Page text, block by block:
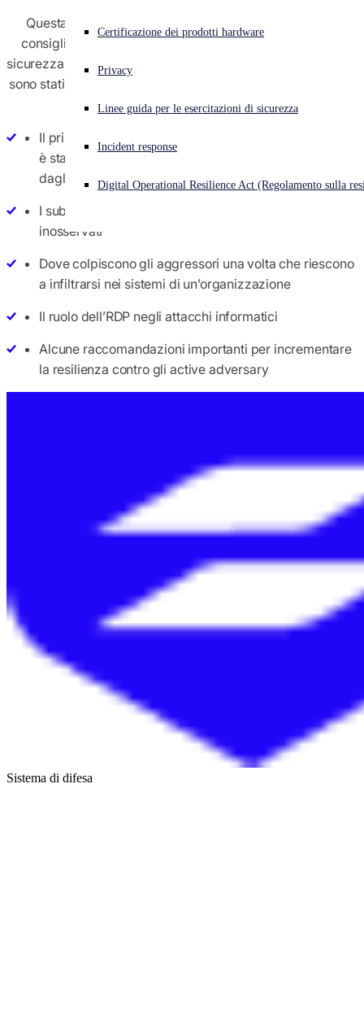
Cyberattacco in corso? Ottieni assistenza immediata
Accedi
Open language switcher
Certificazione dei prodotti hardware
Privacy
Linee guida per le esercitazioni di sicurezza
Incident response
Digital Operational Resilience Act (Regolamento sulla
Questa guida offre importanti approfondimenti e tanti
consigli pratici per aiutarti a orientare la tua strategia di
sicurezza. Si basa sull’analisi di 232 attacchi informatici che
sono stati neutralizzati dagli esperti di Incident Response di
Sophos X-Ops. Rivela:
Il principale concetto di sicurezza indispensabile che
è stato tralasciato da molte organizzazioni colpite
dagli attacchi
I subdoli approcci adottati dagli avversari per passare
inosservati
Dove colpiscono gli aggressori una volta che riescono
a infiltrarsi nei sistemi di un’organizzazione
Il ruolo dell’RDP negli attacchi informatici
Alcune raccomandazioni importanti per incrementare
la resilienza contro gli active adversary
Sistema di difesa